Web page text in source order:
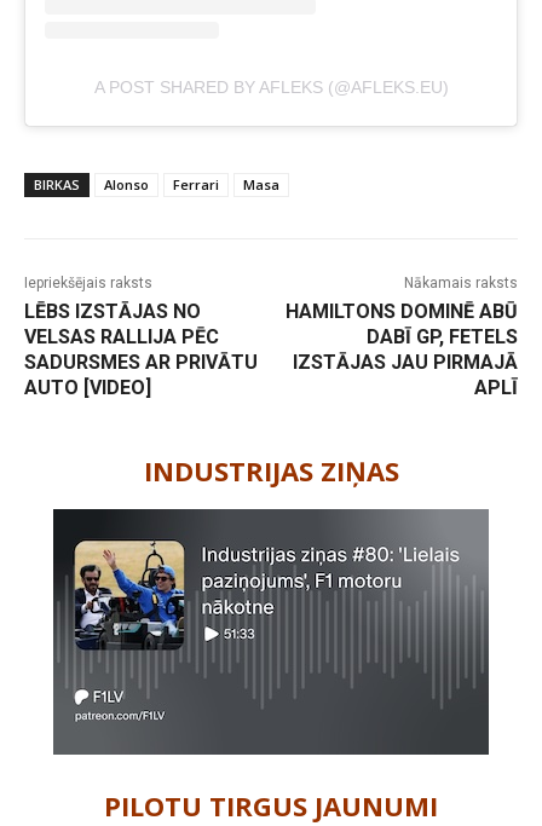
A POST SHARED BY AFLEKS (@AFLEKS.EU)
BIRKAS Alonso Ferrari Masa
Iepriekšējais raksts
LĒBS IZSTĀJAS NO
VELSAS RALLIJA PĒC
SADURSMES AR PRIVĀTU
AUTO [VIDEO]
Nākamais raksts
HAMILTONS DOMINĒ ABŪ
DABĪ GP, FETELS
IZSTĀJAS JAU PIRMAJĀ
APLĪ
INDUSTRIJAS ZIŅAS
PILOTU TIRGUS JAUNUMI